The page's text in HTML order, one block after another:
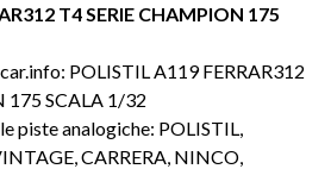
T4 SERIE CHAMPION 175
POLISTIL A119 FERRAR312
175 SCALA 1/32
piste analogiche: POLISTIL,
CARRERA, NINCO,